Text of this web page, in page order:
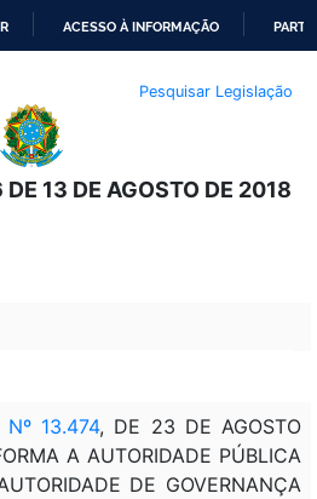
O
CONTEÚDO
ACESSO À INFORMAÇÃO
Pesquisar Legislação
13 DE AGOSTO DE 2018
Nº 13.474, DE 23 DE AGOSTO
A AUTORIDADE PÚBLICA
DE GOVERNANÇA